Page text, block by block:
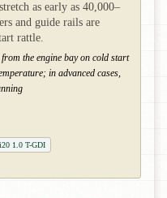
as early as 40,000–
and guide rails are
rattle.
the engine bay on cold start
in advanced cases,
1.0 T-GDI